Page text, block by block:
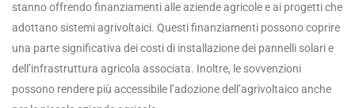
stanno offrendo finanziamenti alle aziende agricole e ai progetti che
adottano sistemi agrivoltaici. Questi finanziamenti possono coprire
una parte significativa dei costi di installazione dei pannelli solari e
dell’infrastruttura agricola associata. Inoltre, le sovvenzioni
possono rendere più accessibile l’adozione dell’agrivoltaico anche